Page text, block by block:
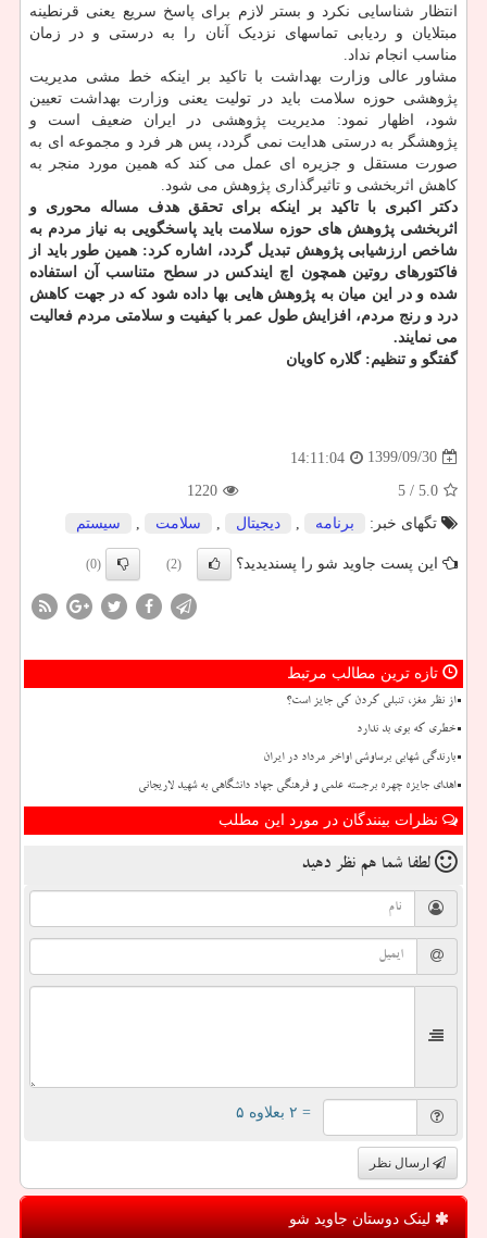
انتظار شناسایی نکرد و بستر لازم برای پاسخ سریع یعنی قرنطینه
مبتلایان و ردیابی تماسهای نزدیک آنان را به درستی و در زمان
مناسب انجام نداد.
مشاور عالی وزارت بهداشت با تاکید بر اینکه خط مشی مدیریت
پژوهشی حوزه سلامت باید در تولیت یعنی وزارت بهداشت تعیین
شود، اظهار نمود: مدیریت پژوهشی در ایران ضعیف است و
پژوهشگر به درستی هدایت نمی گردد، پس هر فرد و مجموعه ای به
صورت مستقل و جزیره ای عمل می کند که همین مورد منجر به
کاهش اثربخشی و تاثیرگذاری پژوهش می شود.
دکتر اکبری با تاکید بر اینکه برای تحقق هدف مساله محوری و
اثربخشی پژوهش های حوزه سلامت باید پاسخگویی به نیاز مردم به
شاخص ارزشیابی پژوهش تبدیل گردد، اشاره کرد: همین طور باید از
فاکتورهای روتین همچون اچ ایندکس در سطح متناسب آن استفاده
شده و در این میان به پژوهش هایی بها داده شود که در جهت کاهش
درد و رنج مردم، افزایش طول عمر با کیفیت و سلامتی مردم فعالیت
می نمایند.
گفتگو و تنظیم: گلاره کاویان
1399/09/30
14:11:04
5.0
/ 5
1220
تگهای خبر:
برنامه , دیجیتال , سلامت , سیستم
این پست جاوید شو را پسندیدید؟ (2)
(0)
تازه ترین مطالب مرتبط
از نظر مغز، تنبلی کردن کی جایز است؟
خطری که بوی بد ندارد
بارندگی شهابی برساوشی اواخر مرداد در ایران
اهدای جایزه چهره برجسته علمی و فرهنگی جهاد دانشگاهی به شهید لاریجانی
نظرات بینندگان در مورد این مطلب
لطفا شما هم نظر دهید
= ۲ بعلاوه ۵
ارسال نظر
لینک دوستان جاوید شو